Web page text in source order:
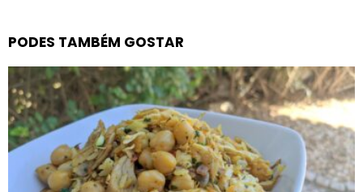
PODES TAMBÉM GOSTAR